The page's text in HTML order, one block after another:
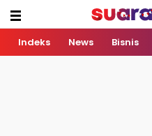
Indeks News Bisnis